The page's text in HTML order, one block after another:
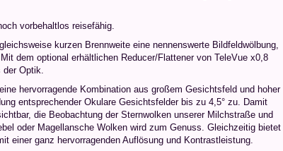
vorbehaltlos reisefähig.
kurzen Brennweite eine nennenswerte Bildfeldwölbung,
dem optional erhältlichen Reducer/Flattener von TeleVue x0,8
der Optik.
hervorragende Kombination aus großem Gesichtsfeld und hoher
entsprechender Okulare Gesichtsfelder bis zu 4,5° zu. Damit
die Beobachtung der Sternwolken unserer Milchstraße und
oder Magellansche Wolken wird zum Genuss. Gleichzeitig bietet
einer ganz hervorragenden Auflösung und Kontrastleistung.